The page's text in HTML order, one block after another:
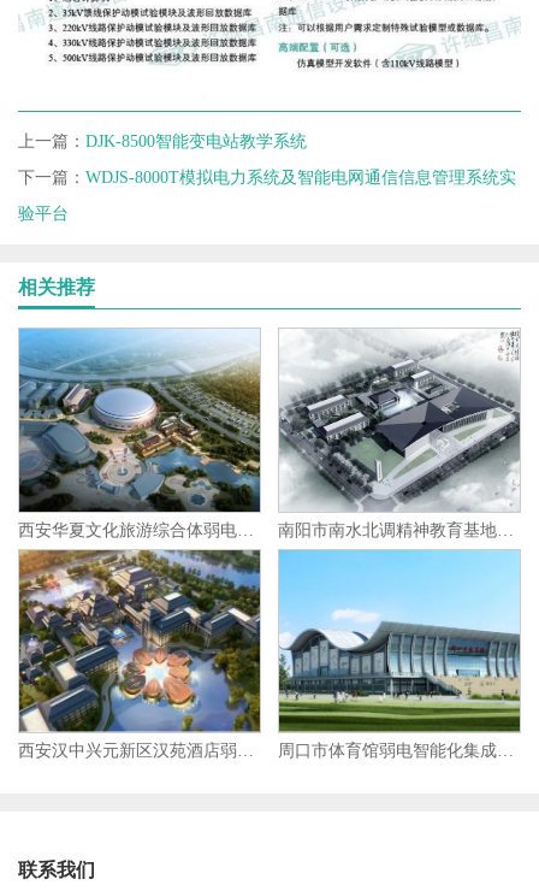
上一篇： DJK-8500智能变电站教学系统
下一篇： WDJS-8000T模拟电力系统及智能电网通信信息管理系统实
验平台
相关推荐
西安汉中兴元新区汉苑酒店弱电智能化集成项目 周口市体育馆弱电智能化集成项目
联系我们